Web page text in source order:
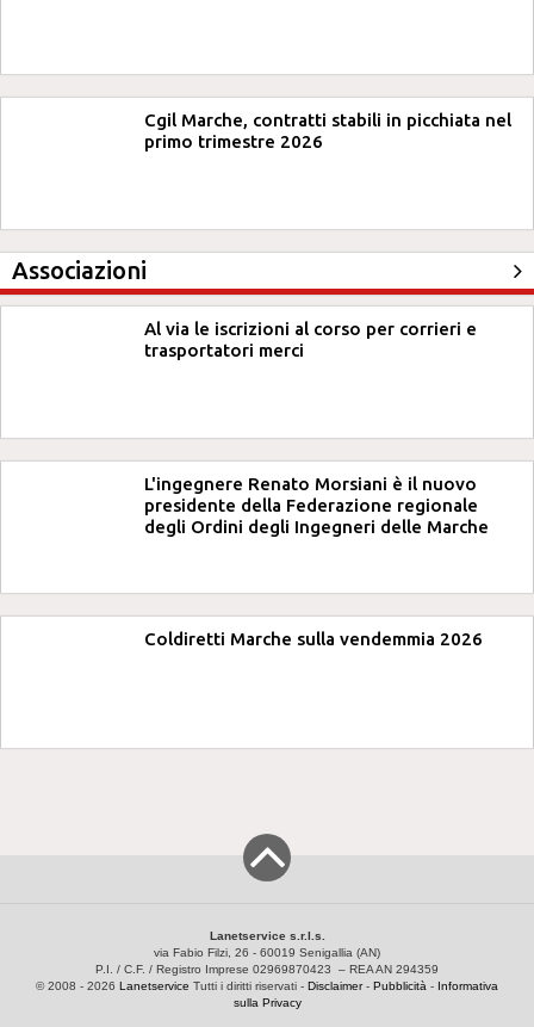
Cgil Marche, contratti stabili in picchiata nel
primo trimestre 2026
Associazioni
Al via le iscrizioni al corso per corrieri e
trasportatori merci
L'ingegnere Renato Morsiani è il nuovo
presidente della Federazione regionale
degli Ordini degli Ingegneri delle Marche
Coldiretti Marche sulla vendemmia 2026
Lanetservice s.r.l.s.
via Fabio Filzi, 26 - 60019 Senigallia (AN)
P.I. / C.F. / Registro Imprese 02969870423 – REA AN 294359
© 2008 - 2026 Lanetservice Tutti i diritti riservati - Disclaimer- Pubblicità - Informativa
sulla Privacy